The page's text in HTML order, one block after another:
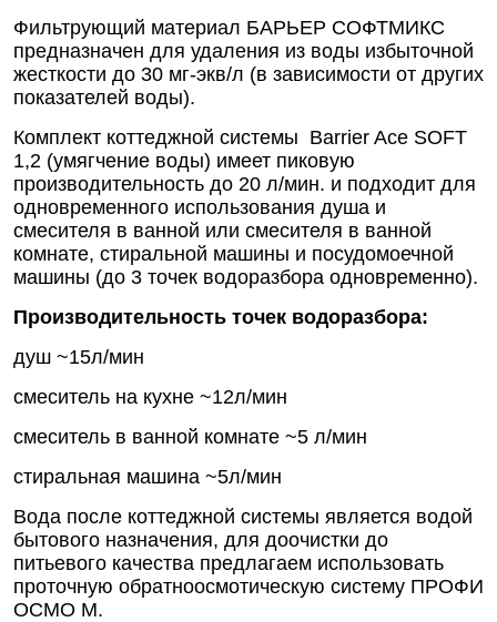
Фильтрующий материал БАРЬЕР СОФТМИКС
предназначен для удаления из воды избыточной
жесткости до 30 мг-экв/л (в зависимости от других
показателей воды).
Комплект коттеджной системы Barrier Ace SOFT
1,2 (умягчение воды) имеет пиковую
производительность до 20 л/мин. и подходит для
одновременного использования душа и
смесителя в ванной или смесителя в ванной
комнате, стиральной машины и посудомоечной
машины (до 3 точек водоразбора одновременно).
Производительность точек водоразбора:
душ ~15л/мин
смеситель на кухне ~12л/мин
смеситель в ванной комнате ~5 л/мин
стиральная машина ~5л/мин
Вода после коттеджной системы является водой
бытового назначения, для доочистки до
питьевого качества предлагаем использовать
проточную обратноосмотическую систему ПРОФИ
ОСМО М.